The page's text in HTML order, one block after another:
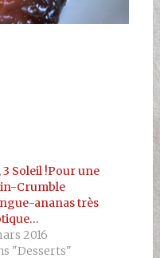
3 Soleil !Pour une
Crumble
ananas très
2016
"Desserts"